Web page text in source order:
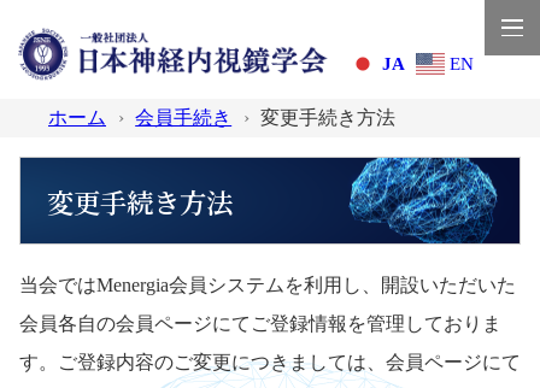
JA EN
ホーム 会員手続き 変更手続き方法
変更手続き方法
当会ではMenergia会員システムを利用し、開設いただいた
会員各自の会員ページにてご登録情報を管理しておりま
す。ご登録内容のご変更につきましては、会員ページにて